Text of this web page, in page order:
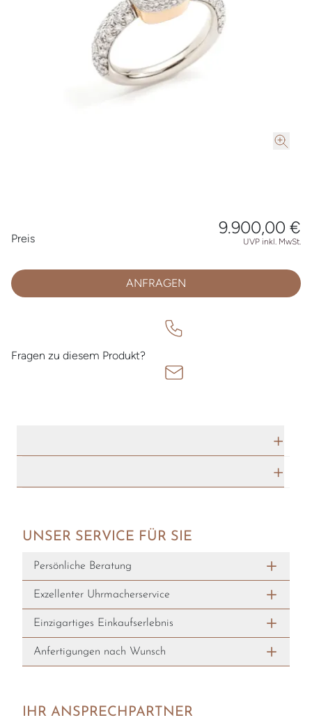
Preisinformationen
Preis
9.900,00 €
UVP inkl. MwSt.
ANFRAGEN
Fragen zu diesem Produkt?
IHR ANSPRECHPARTNER
UNSER SERVICE FÜR SIE
Persönliche Beratung
Exzellenter Uhrmacherservice
Einzigartiges Einkaufserlebnis
Anfertigungen nach Wunsch